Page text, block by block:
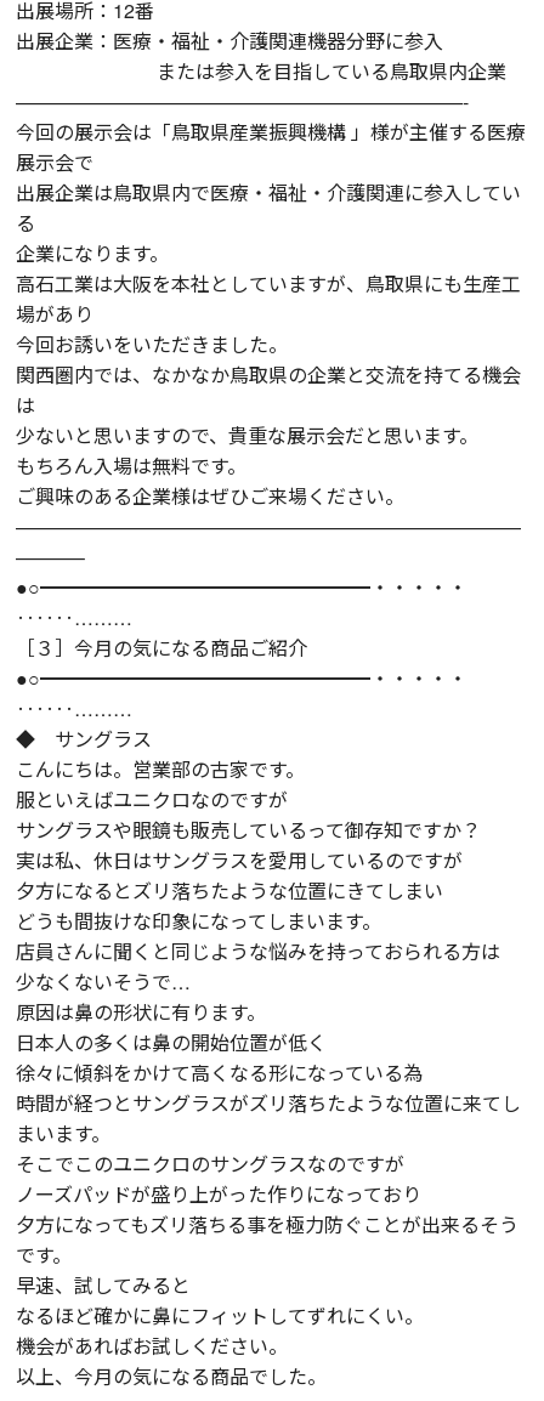
出展場所：12番
出展企業：医療・福祉・介護関連機器分野に参入
または参入を目指している鳥取県内企業
———————————————————————-
今回の展示会は「鳥取県産業振興機構 」様が主催する医療
展示会で
出展企業は鳥取県内で医療・福祉・介護関連に参入してい
る
企業になります。
高石工業は大阪を本社としていますが、鳥取県にも生産工
場があり
今回お誘いをいただきました。
関西圏内では、なかなか鳥取県の企業と交流を持てる機会
は
少ないと思いますので、貴重な展示会だと思います。
もちろん入場は無料です。
ご興味のある企業様はぜひご来場ください。
——————————————————————————
———–
●○━━━━━━━━━━━━━━━━━・・・・・
‥‥‥………
［３］今月の気になる商品ご紹介
●○━━━━━━━━━━━━━━━━━・・・・・
‥‥‥………
◆ サングラス
こんにちは。営業部の古家です。
服といえばユニクロなのですが
サングラスや眼鏡も販売しているって御存知ですか？
実は私、休日はサングラスを愛用しているのですが
夕方になるとズリ落ちたような位置にきてしまい
どうも間抜けな印象になってしまいます。
店員さんに聞くと同じような悩みを持っておられる方は
少なくないそうで…
原因は鼻の形状に有ります。
日本人の多くは鼻の開始位置が低く
徐々に傾斜をかけて高くなる形になっている為
時間が経つとサングラスがズリ落ちたような位置に来てし
まいます。
そこでこのユニクロのサングラスなのですが
ノーズパッドが盛り上がった作りになっており
夕方になってもズリ落ちる事を極力防ぐことが出来るそう
です。
早速、試してみると
なるほど確かに鼻にフィットしてずれにくい。
機会があればお試しください。
以上、今月の気になる商品でした。